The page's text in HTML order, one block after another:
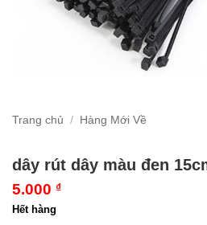
Trang chủ / Hàng Mới Về
dây rút dây màu đen
5.000 ₫
Hết hàng